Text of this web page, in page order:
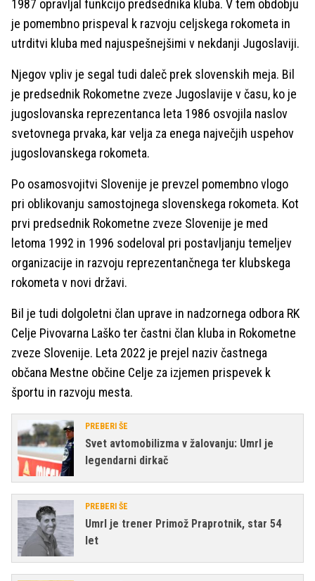
1987 opravljal funkcijo predsednika kluba. V tem obdobju
je pomembno prispeval k razvoju celjskega rokometa in
utrditvi kluba med najuspešnejšimi v nekdanji Jugoslaviji.
Njegov vpliv je segal tudi daleč prek slovenskih meja. Bil
je predsednik Rokometne zveze Jugoslavije v času, ko je
jugoslovanska reprezentanca leta 1986 osvojila naslov
svetovnega prvaka, kar velja za enega največjih uspehov
jugoslovanskega rokometa.
Po osamosvojitvi Slovenije je prevzel pomembno vlogo
pri oblikovanju samostojnega slovenskega rokometa. Kot
prvi predsednik Rokometne zveze Slovenije je med
letoma 1992 in 1996 sodeloval pri postavljanju temeljev
organizacije in razvoju reprezentančnega ter klubskega
rokometa v novi državi.
Bil je tudi dolgoletni član uprave in nadzornega odbora RK
Celje Pivovarna Laško ter častni član kluba in Rokometne
zveze Slovenije. Leta 2022 je prejel naziv častnega
občana Mestne občine Celje za izjemen prispevek k
športu in razvoju mesta.
PREBERI ŠE
Svet avtomobilizma v žalovanju: Umrl je
legendarni dirkač
PREBERI ŠE
Umrl je trener Primož Praprotnik, star 54
let